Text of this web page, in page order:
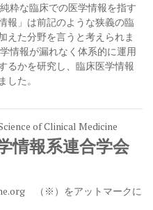
粋な臨床での医学情報を指す
報」は前記のような狭義の臨
えた分野を言うと考えられま
情報が漏れなく体系的に運用
るかを研究し、臨床医学情報
た。
of Clinical Medicine
情報系連合学会
（※）をアットマークに